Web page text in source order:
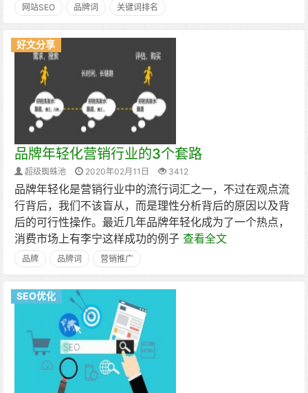
网站SEO 品牌词 关键词排名
好文分享
品牌年轻化营销行业的3个套路
超级蜘蛛池 2020年02月11日 3412
品牌年轻化是营销行业中的流行词汇之一，不过在观点流
行背后，我们不该盲从，而是理性分析背后的原因以及背
后的可行性操作。最近几年品牌年轻化成为了一个热点，
消费市场上有李宁这样成功的例子 查看全文
品牌 品牌词 营销推广
SEO优化